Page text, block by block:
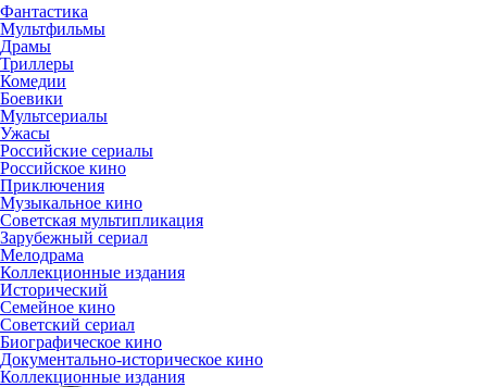
Фантастика
Мультфильмы
Драмы
Триллеры
Комедии
Боевики
Мультсериалы
Ужасы
Российские сериалы
Российское кино
Приключения
Музыкальное кино
Советская мультипликация
Зарубежный сериал
Мелодрама
Коллекционные издания
Исторический
Семейное кино
Советский сериал
Биографическое кино
Документально-историческое кино
Коллекционные издания